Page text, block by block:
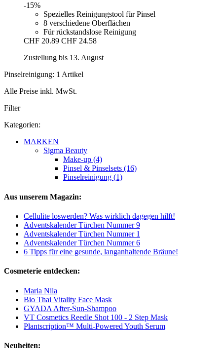
-15%
Spezielles Reinigungstool für Pinsel
8 verschiedene Oberflächen
Für rückstandslose Reinigung
CHF 20.89 CHF 24.58
Zustellung bis 13. August
Pinselreinigung: 1 Artikel
Alle Preise inkl. MwSt.
Filter
Kategorien:
MARKEN
Sigma Beauty
Make-up (4)
Pinsel & Pinselsets (16)
Pinselreinigung (1)
Aus unserem Magazin:
Cellulite loswerden? Was wirklich dagegen hilft!
Adventskalender Türchen Nummer 9
Adventskalender Türchen Nummer 1
Adventskalender Türchen Nummer 6
6 Tipps für eine gesunde, langanhaltende Bräune!
Cosmeterie entdecken:
Maria Nila
Bio Thai Vitality Face Mask
GYADA After-Sun-Shampoo
VT Cosmetics Reedle Shot 100 - 2 Step Mask
Plantscription™ Multi-Powered Youth Serum
Neuheiten: